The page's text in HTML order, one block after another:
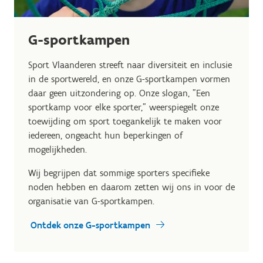
G-sportkampen
Sport Vlaanderen streeft naar diversiteit en inclusie
in de sportwereld, en onze G-sportkampen vormen
daar geen uitzondering op. Onze slogan, "Een
sportkamp voor elke sporter," weerspiegelt onze
toewijding om sport toegankelijk te maken voor
iedereen, ongeacht hun beperkingen of
mogelijkheden.
Wij begrijpen dat sommige sporters specifieke
noden hebben en daarom zetten wij ons in voor de
organisatie van G-sportkampen.
Ontdek onze G-sportkampen